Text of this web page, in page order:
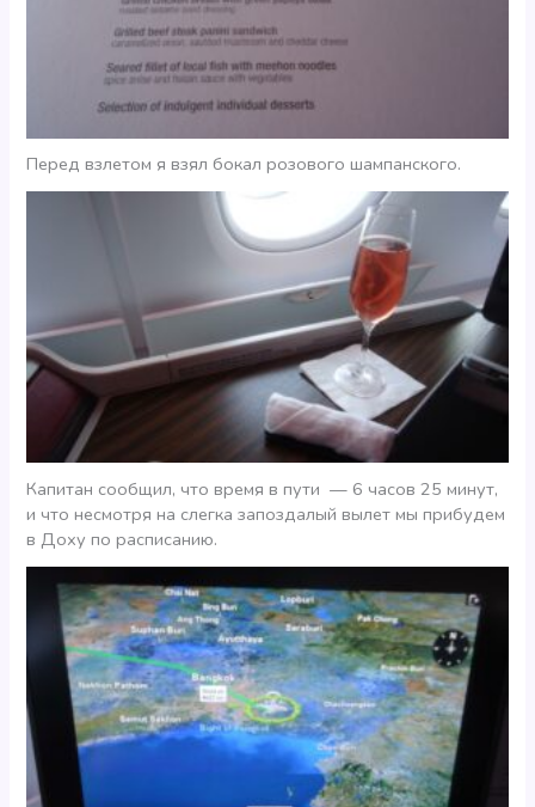
Перед взлетом я взял бокал розового шампанского.
Капитан сообщил, что время в пути — 6 часов 25 минут,
и что несмотря на слегка запоздалый вылет мы прибудем
в Доху по расписанию.